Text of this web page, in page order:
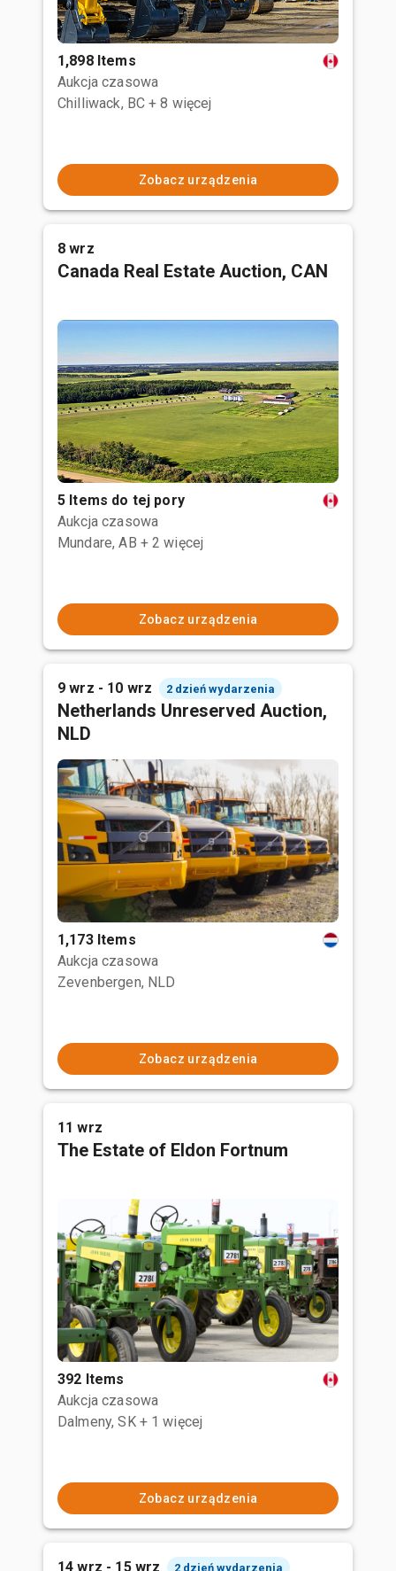
1,898 Items
Aukcja czasowa
Chilliwack, BC + 8 więcej
Zobacz urządzenia
8 wrz
Canada Real Estate Auction, CAN
5 Items do tej pory
Aukcja czasowa
Mundare, AB + 2 więcej
Zobacz urządzenia
9 wrz - 10 wrz 2 dzień wydarzenia
Netherlands Unreserved Auction,
NLD
1,173 Items
Aukcja czasowa
Zevenbergen, NLD
Zobacz urządzenia
11 wrz
The Estate of Eldon Fortnum
392 Items
Aukcja czasowa
Dalmeny, SK + 1 więcej
Zobacz urządzenia
14 wrz - 15 wrz 2 dzień wydarzenia